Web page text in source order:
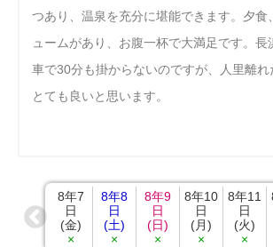
つあり、温泉を充分に堪能できます。夕食
ュームがあり、お腹一杯で大満足です。長
車で30分も掛からないのですが、人里離れ
とても良いと思います。
8年7
日
(金)
×
8年8
日
(土)
×
8年9
日
(日)
×
8年10
日
(月)
×
8年11
日
(火)
×